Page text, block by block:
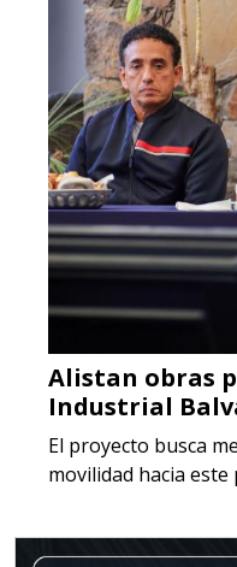
Alistan obras
Industrial
El proyecto busca
movilidad hacia